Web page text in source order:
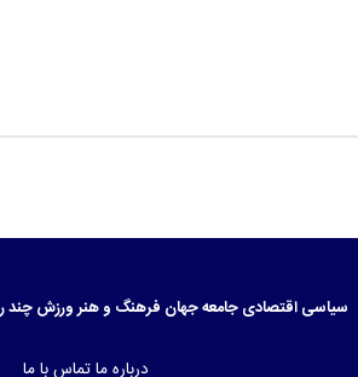
سیاسیاقتصادیجامعهجهان فرهنگ و هنرورزشچند
درباره ماتماس با ما